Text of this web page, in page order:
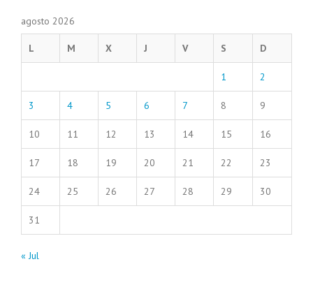
agosto 2026
L M X J V S D
1 2
3 4 5 6 7 8 9
10 11 12 13 14 15 16
17 18 19 20 21 22 23
24 25 26 27 28 29 30
31
« Jul